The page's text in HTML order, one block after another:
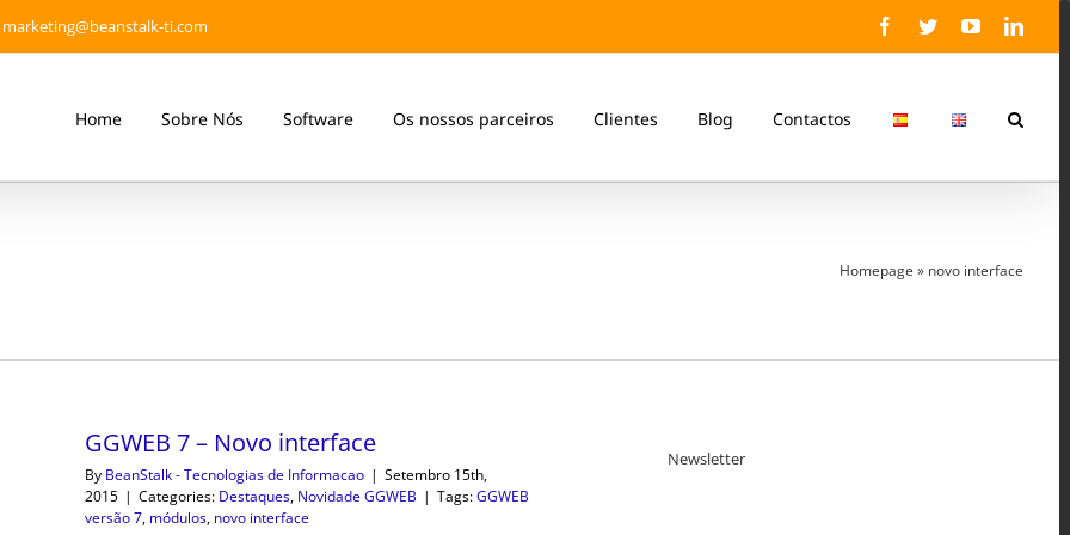
marketing@beanstalk-ti.com Facebook
TwitterYouTube
Home Sobre Nós Software Os nossos parceiros Clientes Blog Contactos
Homepage » novo interface
GGWEB 7 – Novo interface
By BeanStalk - Tecnologias de Informacao | Setembro 15th,
2015 | Categories: Destaques, Novidade GGWEB | Tags:GGWEB
versão 7, módulos, novo interface
Newsletter